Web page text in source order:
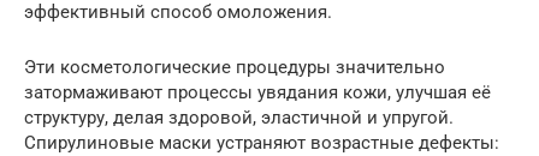
эффективный способ омоложения.
Эти косметологические процедуры значительно
затормаживают процессы увядания кожи, улучшая её
структуру, делая здоровой, эластичной и упругой.
Спирулиновые маски устраняют возрастные дефекты: